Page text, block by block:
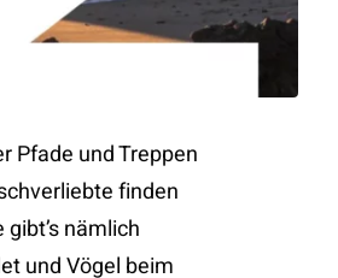
Pfade und Treppen
finden
nämlich
und Vögel beim